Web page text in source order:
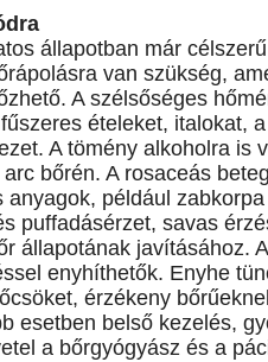
állapotban már
van szükség,
A szélsőséges
ételeket, italokat,
A tömény alkoholra is
bőrén. A rosaceás
például
puffadásérzet, savas
állapotának javításához.
enyhíthetők. Enyhe
érzékeny
esetben belső kezelés,
a bőrgyógyász és a